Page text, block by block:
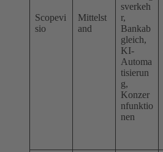
Scopevi
sio
Mittelst
and
sverkeh
r,
Bankab
gleich,
KI-
Automa
tisierun
g,
Konzer
nfunktio
nen